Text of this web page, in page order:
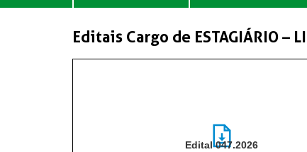
Editais Cargo de ESTAGIÁRIO –
Edital 047.2026